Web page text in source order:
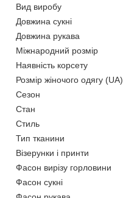
Вид виробу
Довжина сукні
Довжина рукава
Міжнародний розмір
Наявність корсету
Розмір жіночого одягу (UA)
Сезон
Стан
Стиль
Тип тканини
Візерунки і принти
Фасон вирізу горловини
Фасон сукні